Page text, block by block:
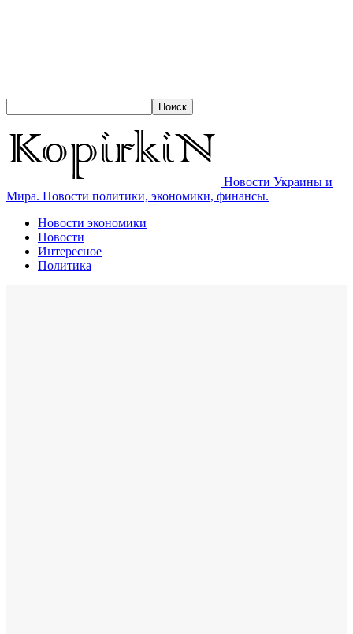
Новости Украины и
Мира. Новости политики, экономики, финансы.
Новости экономики
Новости
Интересное
Политика